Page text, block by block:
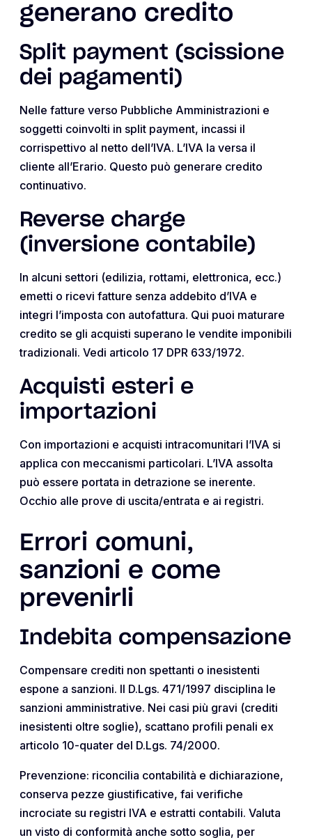
generano credito
Split payment (scissione
dei pagamenti)
Nelle fatture verso Pubbliche Amministrazioni e
soggetti coinvolti in split payment, incassi il
corrispettivo al netto dell’IVA. L’IVA la versa il
cliente all’Erario. Questo può generare credito
continuativo.
Reverse charge
(inversione contabile)
In alcuni settori (edilizia, rottami, elettronica, ecc.)
emetti o ricevi fatture senza addebito d’IVA e
integri l’imposta con autofattura. Qui puoi maturare
credito se gli acquisti superano le vendite imponibili
tradizionali. Vedi articolo 17 DPR 633/1972.
Acquisti esteri e
importazioni
Con importazioni e acquisti intracomunitari l’IVA si
applica con meccanismi particolari. L’IVA assolta
può essere portata in detrazione se inerente.
Occhio alle prove di uscita/entrata e ai registri.
Errori comuni,
sanzioni e come
prevenirli
Indebita compensazione
Compensare crediti non spettanti o inesistenti
espone a sanzioni. Il D.Lgs. 471/1997 disciplina le
sanzioni amministrative. Nei casi più gravi (crediti
inesistenti oltre soglie), scattano profili penali ex
articolo 10-quater del D.Lgs. 74/2000.
Prevenzione: riconcilia contabilità e dichiarazione,
conserva pezze giustificative, fai verifiche
incrociate su registri IVA e estratti contabili. Valuta
un visto di conformità anche sotto soglia, per